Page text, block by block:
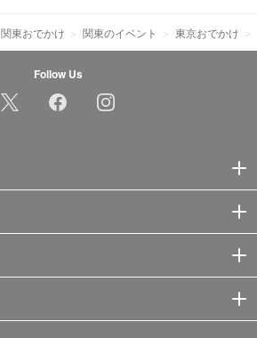
関東おでかけ 関東のイベント 東京おでかけ
Follow Us